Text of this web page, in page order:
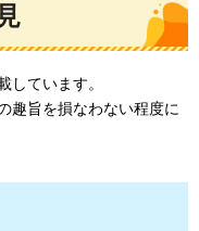
しています。
趣旨を損なわない程度に